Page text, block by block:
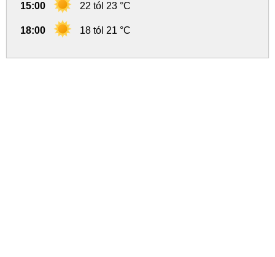
15:00 22 tól 23 °C
18:00 18 tól 21 °C